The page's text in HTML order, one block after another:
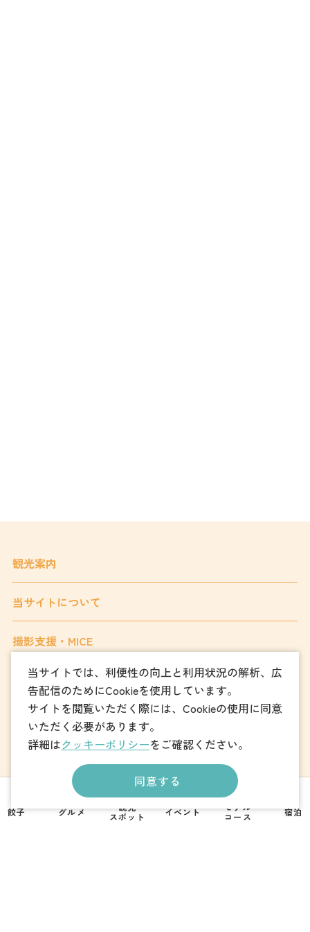
観光案内
当サイトについて
撮影支援・MICE
Foreign Language
フォトダウンロード
パンフレットダウンロード
お問い合わせ
餃子 グルメ
観光
スポット
イベント
モデル
コース
宿泊
当サイトでは、利便性の向上と利用状況の解析、広
告配信のためにCookieを使用しています。
サイトを閲覧いただく際には、Cookieの使用に同意
いただく必要があります。
詳細はクッキーポリシーをご確認ください。
同意する